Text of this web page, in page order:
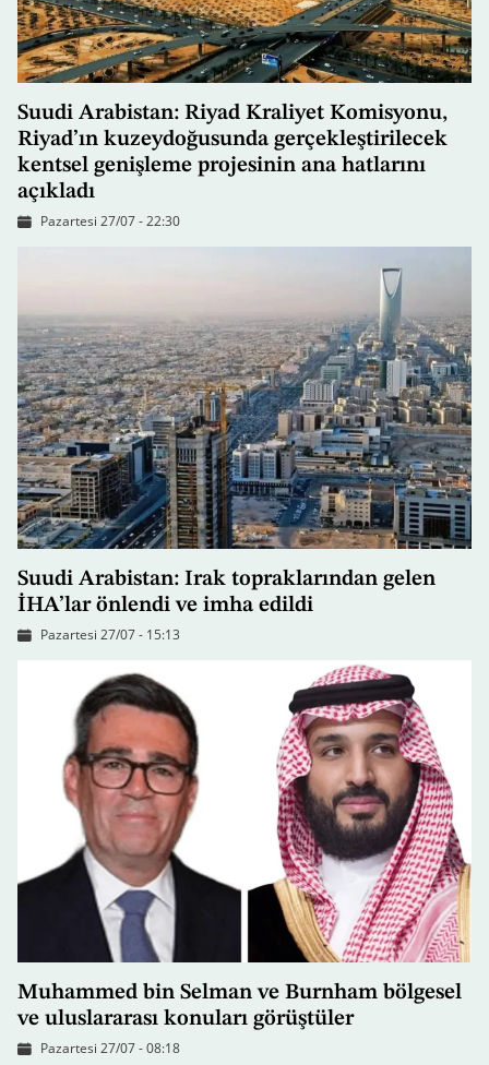
Suudi Arabistan: Riyad Kraliyet Komisyonu,
Riyad’ın kuzeydoğusunda gerçekleştirilecek
kentsel genişleme projesinin ana hatlarını
açıkladı
Pazartesi 27/07 - 22:30
Suudi Arabistan: Irak topraklarından gelen
İHA’lar önlendi ve imha edildi
Pazartesi 27/07 - 15:13
Muhammed bin Selman ve Burnham bölgesel
ve uluslararası konuları görüştüler
Pazartesi 27/07 - 08:18